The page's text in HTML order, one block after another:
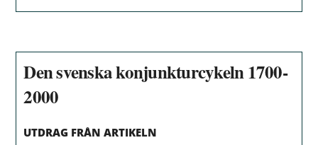
Den svenska konjunkturcykeln 1700-
2000
UTDRAG FRÅN ARTIKELN